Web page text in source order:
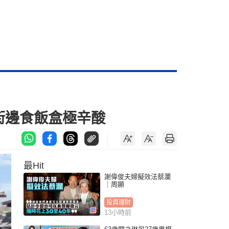
食飯盒極辛酸
最Hit
謝偉俊夫婦擬效法蔡瀾
｜周顯
投資理財
13小時前